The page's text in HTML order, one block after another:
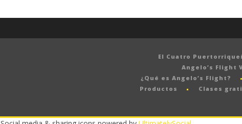
El Cuatro
Angelo’s Flight
¿Qué es Angelo’s Flight?
Productos
Clases